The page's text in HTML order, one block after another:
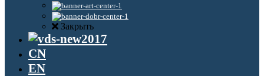
Закрыть
CN
EN